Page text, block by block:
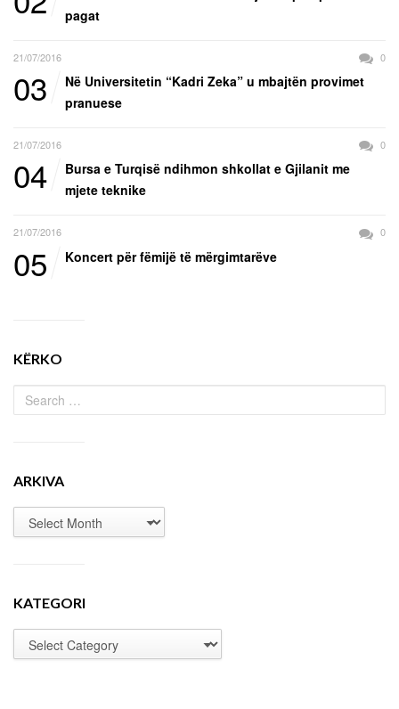
pagat
21/07/2016 0
03
Në Universitetin “Kadri Zeka” u mbajtën provimet
pranuese
21/07/2016 0
04
Bursa e Turqisë ndihmon shkollat e Gjilanit me
mjete teknike
21/07/2016 0
05 Koncert për fëmijë të mërgimtarëve
KËRKO
ARKIVA
KATEGORI